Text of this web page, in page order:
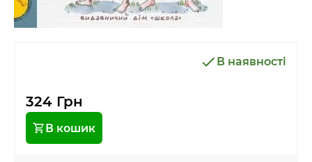
В наявності
324 Грн
В кошик